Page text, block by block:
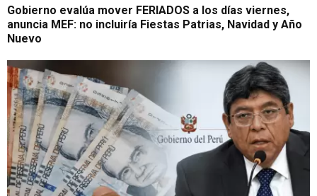
Gobierno evalúa mover FERIADOS a los días viernes,
anuncia MEF: no incluiría Fiestas Patrias, Navidad y Año
Nuevo